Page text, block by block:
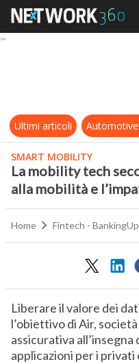
La
Ultimi articoli
SMART MOBILITY
La mobility tech
alla mobilità e
Home Fintech - BankingUp
Liberare il valore dei
l’obiettivo di Air,
assicurativa
applicazioni per i privati